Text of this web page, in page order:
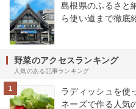
島根県のふるさと
ら使い道まで徹底
野菜のアクセスランキング
人気のある記事ランキング
1
ラディッシュを使
ネーズで作る人気